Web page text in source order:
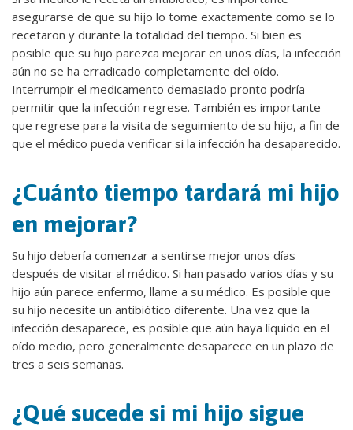
asegurarse de que su hijo lo tome exactamente como se lo
recetaron y durante la totalidad del tiempo. Si bien es
posible que su hijo parezca mejorar en unos días, la infección
aún no se ha erradicado completamente del oído.
Interrumpir el medicamento demasiado pronto podría
permitir que la infección regrese. También es importante
que regrese para la visita de seguimiento de su hijo, a fin de
que el médico pueda verificar si la infección ha desaparecido.
¿Cuánto tiempo tardará mi hijo
en mejorar?
Su hijo debería comenzar a sentirse mejor unos días
después de visitar al médico. Si han pasado varios días y su
hijo aún parece enfermo, llame a su médico. Es posible que
su hijo necesite un antibiótico diferente. Una vez que la
infección desaparece, es posible que aún haya líquido en el
oído medio, pero generalmente desaparece en un plazo de
tres a seis semanas.
¿Qué sucede si mi hijo sigue